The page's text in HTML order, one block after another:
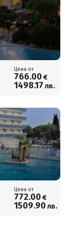
Цена от
766.00 €
1498.17 лв.
Цена от
772.00 €
1509.90 лв.